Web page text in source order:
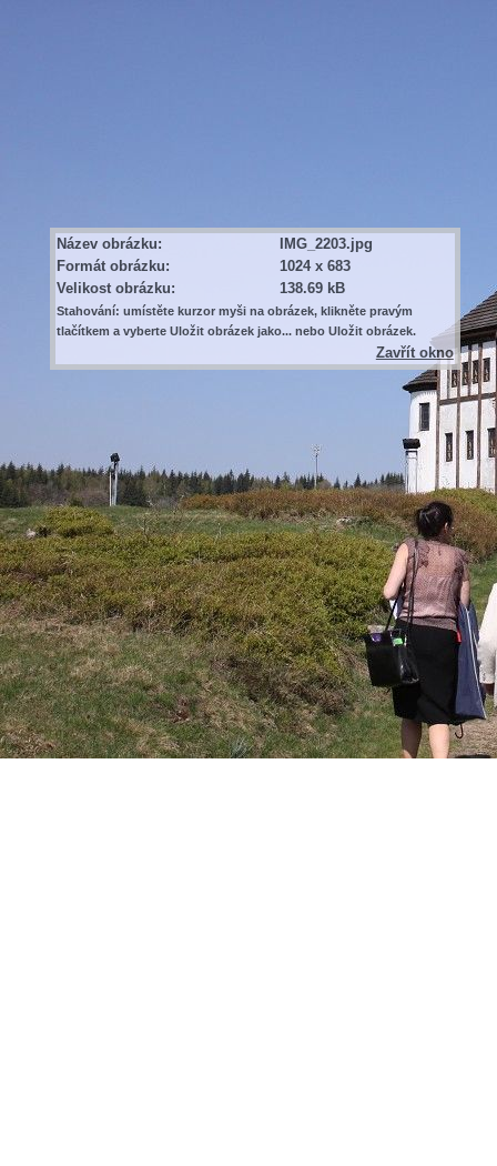
Název obrázku:
IMG_2203.jpg
Formát obrázku:
1024 x 683
Velikost obrázku:
138.69 kB
Stahování: umístěte kurzor myši na obrázek, klikněte pravým
tlačítkem a vyberte Uložit obrázek jako... nebo Uložit obrázek.
Zavřít okno